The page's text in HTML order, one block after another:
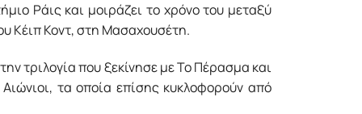
Ράις και μοιράζει το χρόνο του μεταξύ
Κέιπ Κοντ, στη Μασαχουσέτη.
τριλογία που ξεκίνησε με Το Πέρασμα και
τα οποία επίσης κυκλοφορούν από